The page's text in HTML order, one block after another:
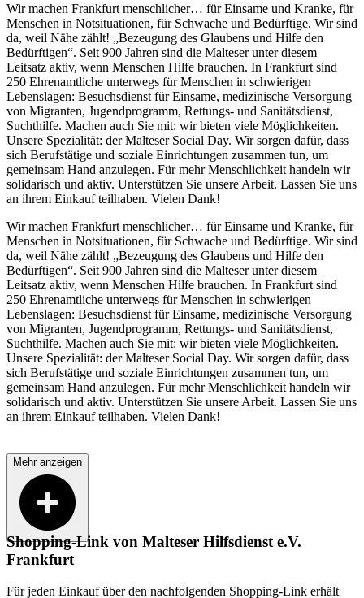
Wir machen Frankfurt menschlicher… für Einsame und Kranke, für
Menschen in Notsituationen, für Schwache und Bedürftige. Wir sind
da, weil Nähe zählt! „Bezeugung des Glaubens und Hilfe den
Bedürftigen“. Seit 900 Jahren sind die Malteser unter diesem
Leitsatz aktiv, wenn Menschen Hilfe brauchen. In Frankfurt sind
250 Ehrenamtliche unterwegs für Menschen in schwierigen
Lebenslagen: Besuchsdienst für Einsame, medizinische Versorgung
von Migranten, Jugendprogramm, Rettungs- und Sanitätsdienst,
Suchthilfe. Machen auch Sie mit: wir bieten viele Möglichkeiten.
Unsere Spezialität: der Malteser Social Day. Wir sorgen dafür, dass
sich Berufstätige und soziale Einrichtungen zusammen tun, um
gemeinsam Hand anzulegen. Für mehr Menschlichkeit handeln wir
solidarisch und aktiv. Unterstützen Sie unsere Arbeit. Lassen Sie uns
an ihrem Einkauf teilhaben. Vielen Dank!
Wir machen Frankfurt menschlicher… für Einsame und Kranke, für
Menschen in Notsituationen, für Schwache und Bedürftige. Wir sind
da, weil Nähe zählt! „Bezeugung des Glaubens und Hilfe den
Bedürftigen“. Seit 900 Jahren sind die Malteser unter diesem
Leitsatz aktiv, wenn Menschen Hilfe brauchen. In Frankfurt sind
250 Ehrenamtliche unterwegs für Menschen in schwierigen
Lebenslagen: Besuchsdienst für Einsame, medizinische Versorgung
von Migranten, Jugendprogramm, Rettungs- und Sanitätsdienst,
Suchthilfe. Machen auch Sie mit: wir bieten viele Möglichkeiten.
Unsere Spezialität: der Malteser Social Day. Wir sorgen dafür, dass
sich Berufstätige und soziale Einrichtungen zusammen tun, um
gemeinsam Hand anzulegen. Für mehr Menschlichkeit handeln wir
solidarisch und aktiv. Unterstützen Sie unsere Arbeit. Lassen Sie uns
an ihrem Einkauf teilhaben. Vielen Dank!
Mehr anzeigen
Shopping-Link von Malteser Hilfsdienst e.V.
Frankfurt
Für jeden Einkauf über den nachfolgenden Shopping-Link erhält